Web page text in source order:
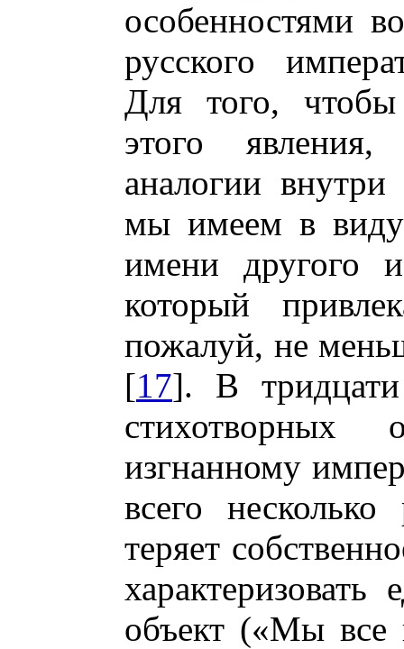
особенностями
русского
Для того,
этого
аналогии внутри
мы имеем в виду
имени другого
который
пожалуй, не
[17]. В тридцати
стихотворных
изгнанному
всего
теряет
объект («Мы все